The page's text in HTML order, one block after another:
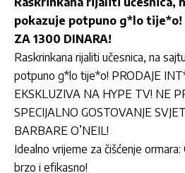
pokazuje potpuno g*lo tije*o!
ZA 1300 DINARA!
Raskrinkana rijaliti učesnica, na
potpuno g*lo tije*o! PRODAJE
EKSKLUZIVA NA HYPE TV! NE
SPECIJALNO GOSTOVANJE
BARBARE O’NEIL!
Idealno vrijeme za čišćenje
brzo i efikasno!